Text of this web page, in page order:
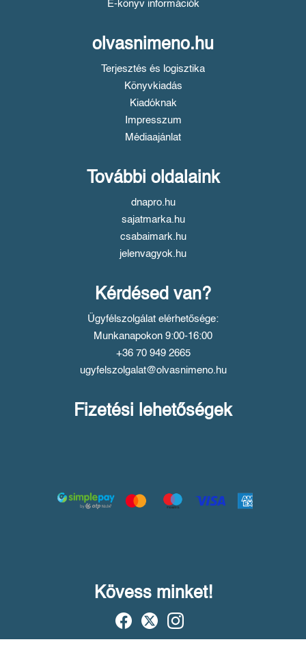
E-könyv információk
olvasnimeno.hu
Terjesztés és logisztika
Könyvkiadás
Kiadóknak
Impresszum
Médiaajánlat
További oldalaink
dnapro.hu
sajatmarka.hu
csabaimark.hu
jelenvagyok.hu
Kérdésed van?
Ügyfélszolgálat elérhetősége:
Munkanapokon 9:00-16:00
+36 70 949 2665
ugyfelszolgalat@olvasnimeno.hu
Fizetési lehetőségek
Kövess minket!